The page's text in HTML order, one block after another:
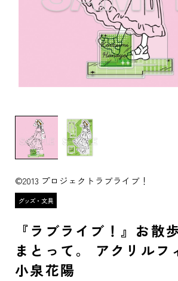
©2013 プロジェクトラブライブ！
『ラブライブ！』お散
まとって。 アクリル
小泉花陽